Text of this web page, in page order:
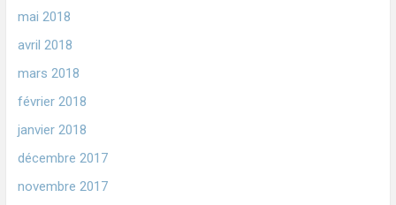
mai 2018
avril 2018
mars 2018
février 2018
janvier 2018
décembre 2017
novembre 2017